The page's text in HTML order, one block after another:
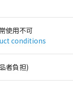
使用不可
conditions
者負担)